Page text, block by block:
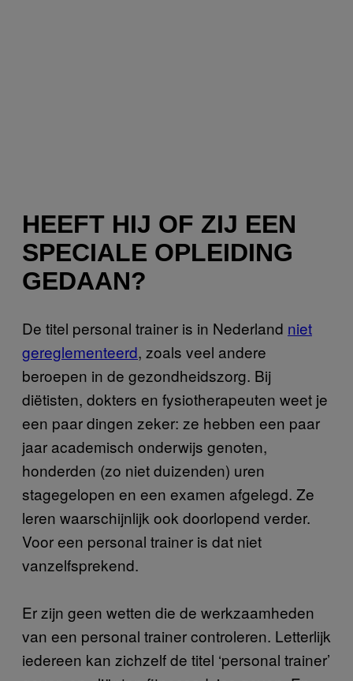
HEEFT HIJ OF ZIJ EEN
SPECIALE OPLEIDING
GEDAAN?
De titel personal trainer is in Nederland niet
gereglementeerd, zoals veel andere
beroepen in de gezondheidszorg. Bij
diëtisten, dokters en fysiotherapeuten weet je
een paar dingen zeker: ze hebben een paar
jaar academisch onderwijs genoten,
honderden (zo niet duizenden) uren
stagegelopen en een examen afgelegd. Ze
leren waarschijnlijk ook doorlopend verder.
Voor een personal trainer is dat niet
vanzelfsprekend.
Er zijn geen wetten die de werkzaamheden
van een personal trainer controleren. Letterlijk
iedereen kan zichzelf de titel ‘personal trainer’